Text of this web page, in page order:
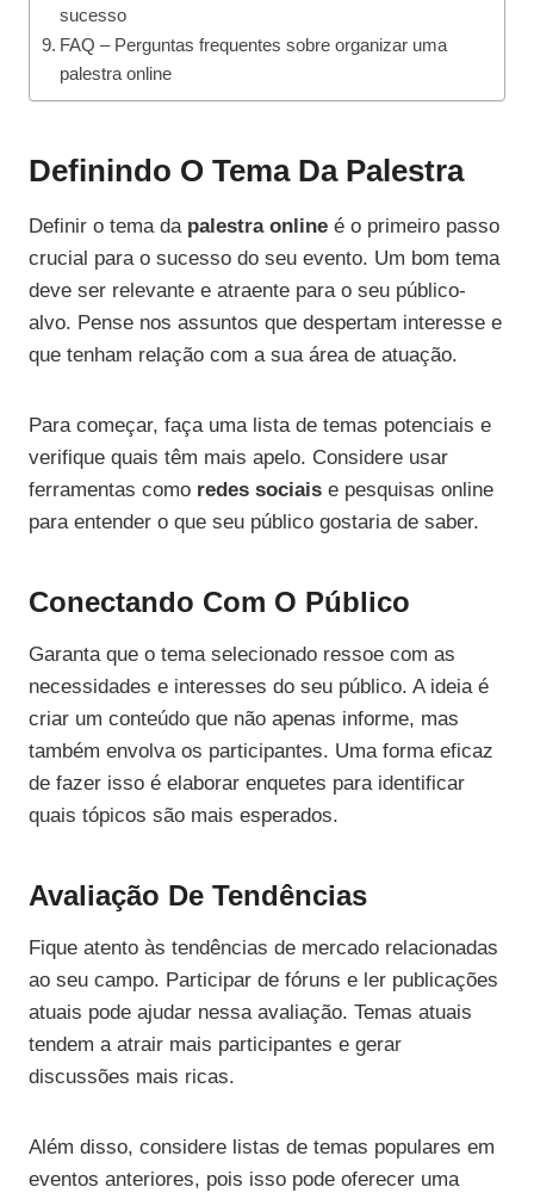
sucesso
FAQ – Perguntas frequentes sobre organizar uma
palestra online
Definindo O Tema Da Palestra
Definir o tema da palestra online é o primeiro passo
crucial para o sucesso do seu evento. Um bom tema
deve ser relevante e atraente para o seu público-
alvo. Pense nos assuntos que despertam interesse e
que tenham relação com a sua área de atuação.
Para começar, faça uma lista de temas potenciais e
verifique quais têm mais apelo. Considere usar
ferramentas como redes sociais e pesquisas online
para entender o que seu público gostaria de saber.
Conectando Com O Público
Garanta que o tema selecionado ressoe com as
necessidades e interesses do seu público. A ideia é
criar um conteúdo que não apenas informe, mas
também envolva os participantes. Uma forma eficaz
de fazer isso é elaborar enquetes para identificar
quais tópicos são mais esperados.
Avaliação De Tendências
Fique atento às tendências de mercado relacionadas
ao seu campo. Participar de fóruns e ler publicações
atuais pode ajudar nessa avaliação. Temas atuais
tendem a atrair mais participantes e gerar
discussões mais ricas.
Além disso, considere listas de temas populares em
eventos anteriores, pois isso pode oferecer uma